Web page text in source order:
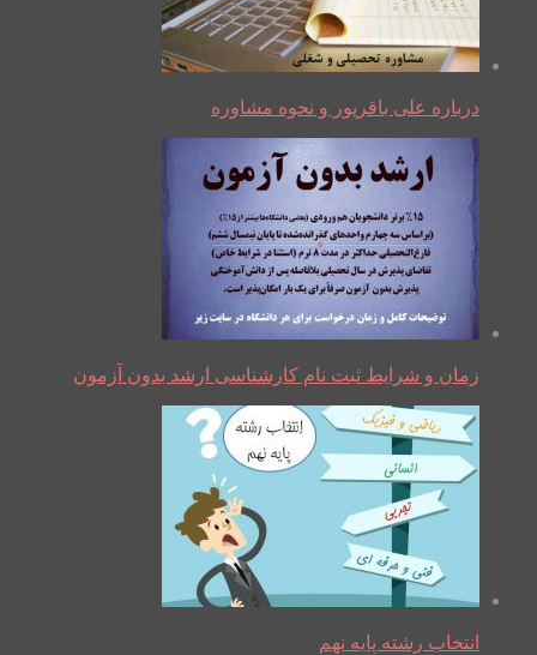
درباره علی باقرپور و نحوه مشاوره
زمان و شرایط ثبت نام کارشناسی ارشد بدون آزمون
انتخاب رشته پایه نهم